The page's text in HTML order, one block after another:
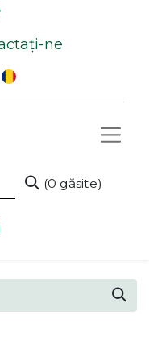
ne
(0 găsite)